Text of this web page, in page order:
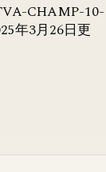
CHAMP-10-
年3月26日更